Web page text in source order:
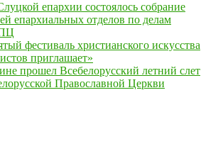
епархии состоялось собрание
епархиальных отделов по делам
фестиваль христианского искусства
приглашает»
прошел Всебелорусский летний слет
Православной Церкви